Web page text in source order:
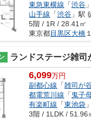
東急東横線 「渋谷
山手線 「渋谷 」駅
5階 / 1R / 28.41㎡
東京都目黒区大橋
ランドステージ雑司
6,099万円
副都心線 「雑司が
都電荒川線 「 鬼子
有楽町線 「東池袋
3階 / 1LDK / 51.96